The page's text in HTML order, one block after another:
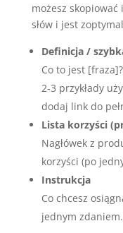
możesz skopiować
słów i jest
Definicja /
Co to jest
2‑3 przykłady
dodaj link do
Lista korzyści
Nagłówek z
korzyści (po
Instrukcja
Co chcesz
jednym